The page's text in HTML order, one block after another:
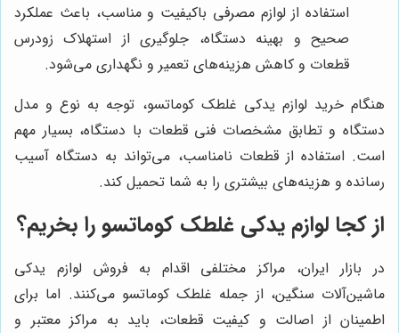
استفاده از لوازم مصرفی باکیفیت و مناسب، باعث عملکرد
صحیح و بهینه دستگاه، جلوگیری از استهلاک زودرس
قطعات و کاهش هزینه‌های تعمیر و نگهداری می‌شود.
هنگام خرید لوازم یدکی غلطک کوماتسو، توجه به نوع و مدل
دستگاه و تطابق مشخصات فنی قطعات با دستگاه، بسیار مهم
است. استفاده از قطعات نامناسب، می‌تواند به دستگاه آسیب
رسانده و هزینه‌های بیشتری را به شما تحمیل کند.
از کجا لوازم یدکی غلطک کوماتسو را بخریم؟
در بازار ایران، مراکز مختلفی اقدام به فروش لوازم یدکی
ماشین‌آلات سنگین، از جمله غلطک کوماتسو می‌کنند. اما برای
اطمینان از اصالت و کیفیت قطعات، باید به مراکز معتبر و